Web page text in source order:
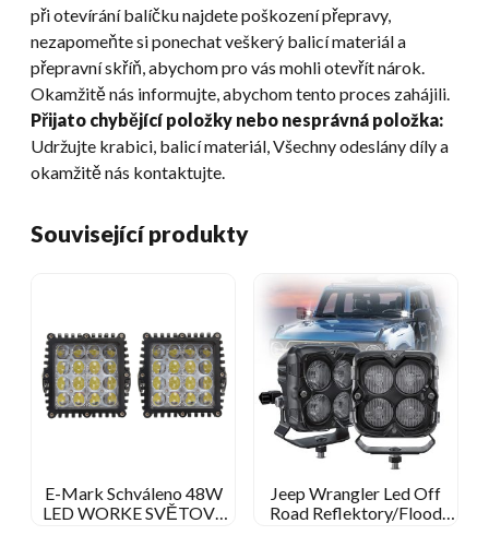
při otevírání balíčku najdete poškození přepravy,
nezapomeňte si ponechat veškerý balicí materiál a
přepravní skříň, abychom pro vás mohli otevřít nárok.
Okamžitě nás informujte, abychom tento proces zahájili.
Přijato chybějící položky nebo nesprávná položka:
Udržujte krabici, balicí materiál, Všechny odeslány díly a
okamžitě nás kontaktujte.
Související produkty
E-Mark Schváleno 48W
LED WORKE SVĚTOVÉ
Jeep Wrangler Led Off
Road Reflektory/Flood